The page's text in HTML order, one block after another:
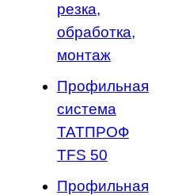
резка,
обработка,
монтаж
Профильная
система
ТАТПРОФ
TFS 50
Профильная